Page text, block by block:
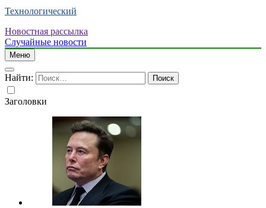
Технологический
Новостная рассылка
Случайные новости
Меню
Найти:
Заголовки